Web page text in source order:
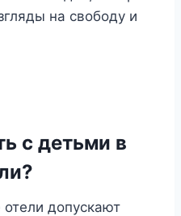
на свободу и
с детьми в
допускают